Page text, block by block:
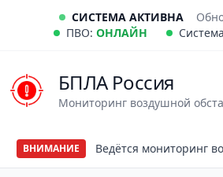
СИСТЕМА АКТИВНА
ПВО: ОНЛАЙН
БПЛА Россия
Мониторинг воздушной
ВНИМАНИЕ Ведётся мониторинг